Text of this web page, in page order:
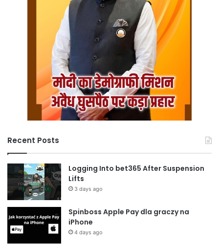
Recent Posts
Logging Into bet365 After Suspension
Lifts
3 days ago
Spinboss Apple Pay dla graczy na
iPhone
4 days ago